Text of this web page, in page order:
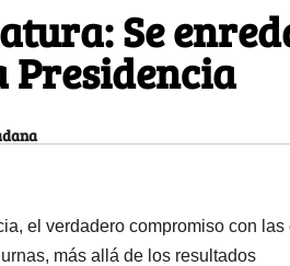
Se
Presidencia
el verdadero compromiso con
más allá de los resultados